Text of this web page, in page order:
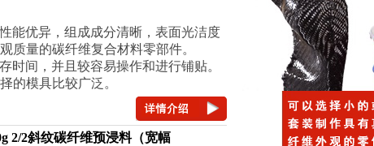
能优异，组成成分清晰，表面光洁度
质量的碳纤维复合材料零部件。
时间，并且较容易操作和进行铺贴。
的模具比较广泛。
2/2斜纹碳纤维预浸料（宽幅